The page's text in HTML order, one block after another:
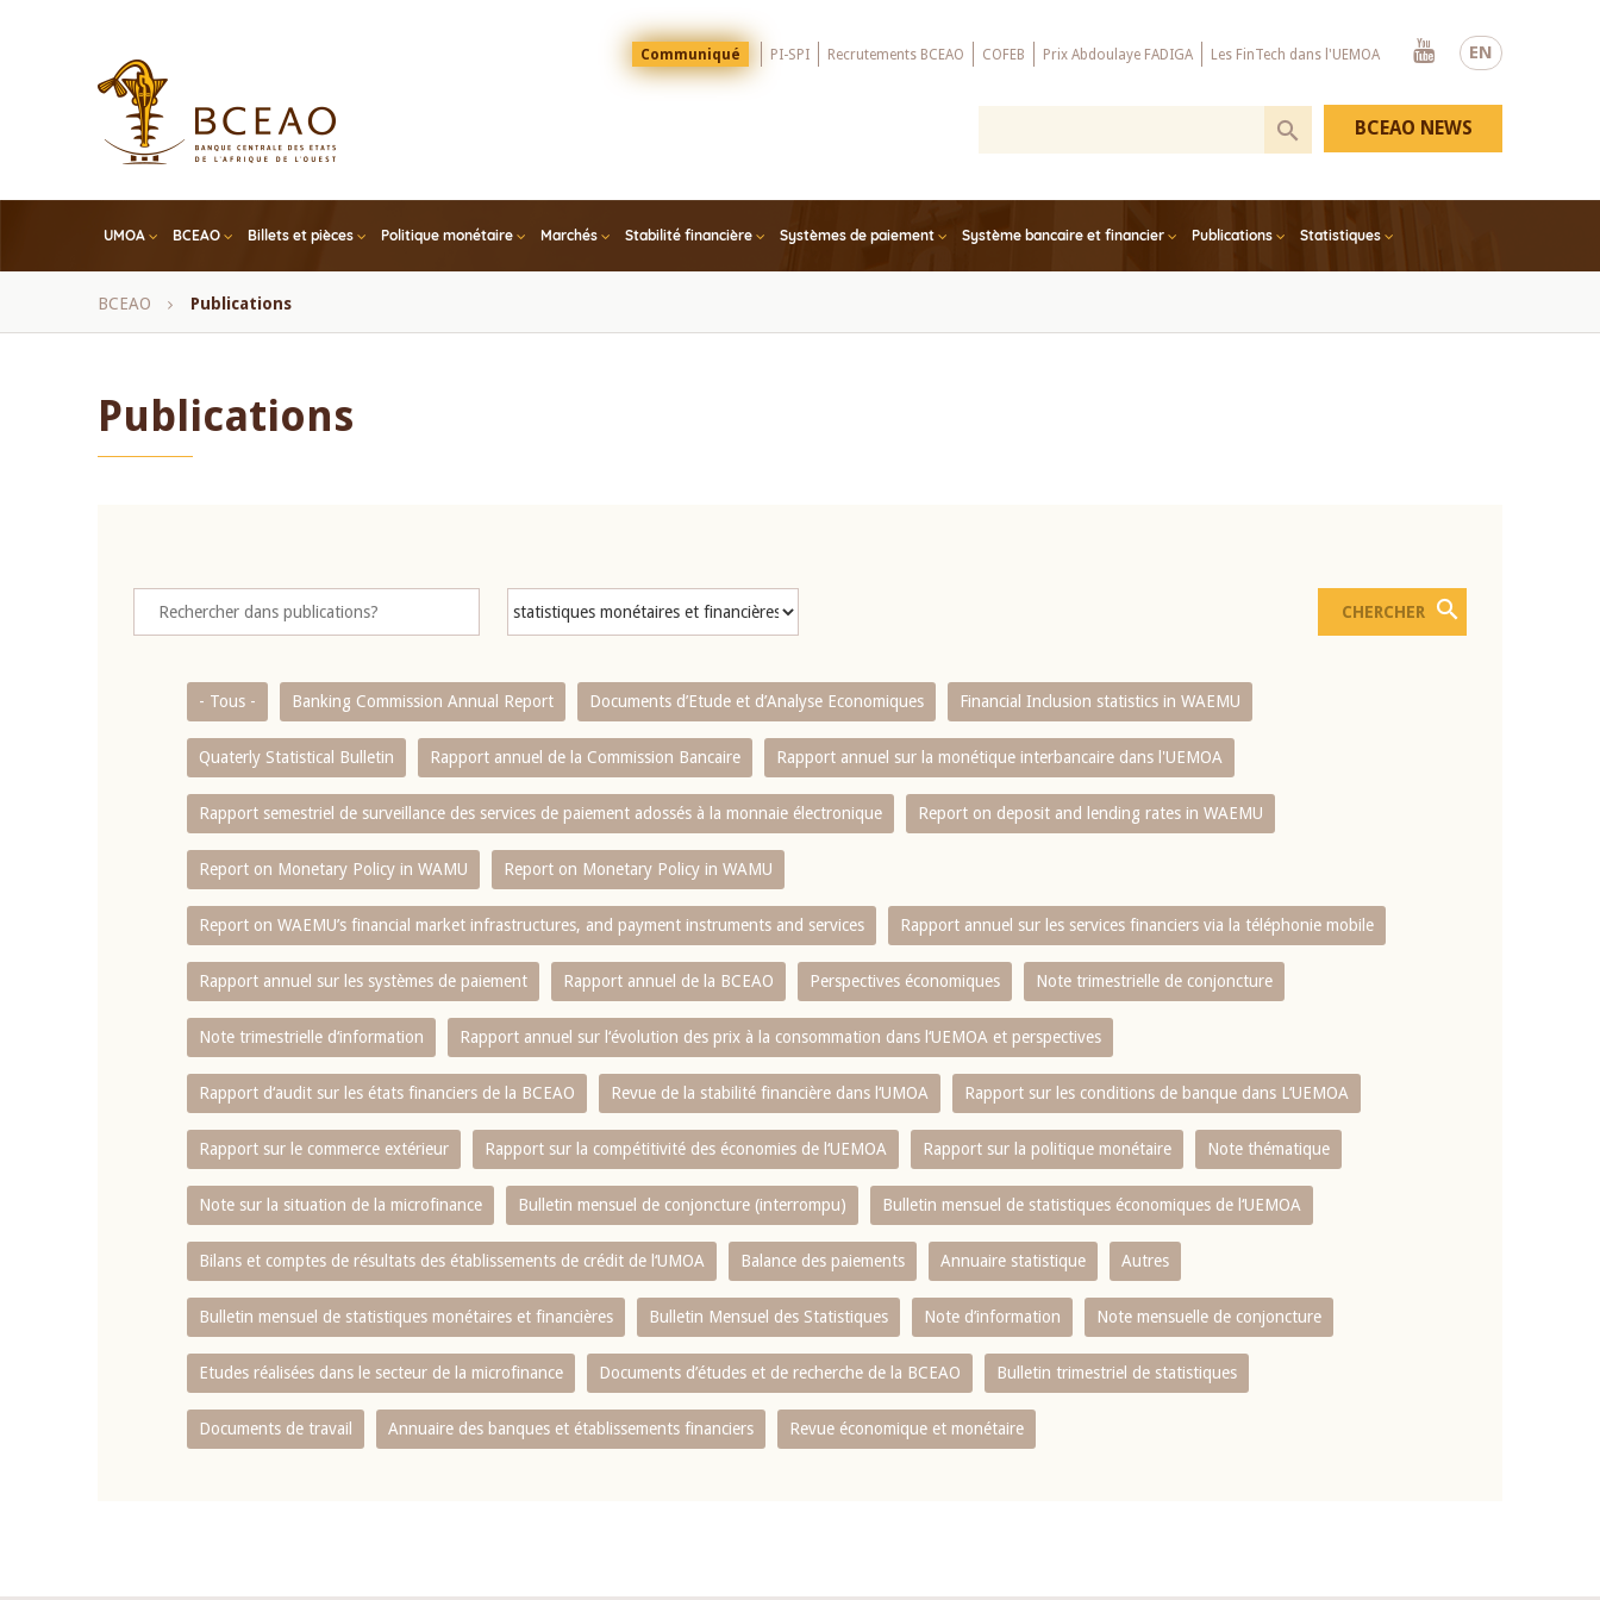
EN
Menu
Top
Communiqué PI-SPI Recrutements BCEAO COFEB Prix Abdoulaye FADIGA Les FinTech dans l'UEMOA
Youtube
UMOA BCEAO Billets et pièces Politique monétaire Marchés Stabilité financière Systèmes de paiement Système bancaire et financier Publications Statistiques
BCEAO NEWS
Fil
BCEAO Publications
Publications
- Tous - Banking Commission Annual Report Documents d’Etude et d’Analyse Economiques Financial Inclusion statistics in WAEMU
Quaterly Statistical Bulletin Rapport annuel de la Commission Bancaire Rapport annuel sur la monétique interbancaire dans l'UEMOA
Rapport semestriel de surveillance des services de paiement adossés à la monnaie électronique Report on deposit and lending rates in WAEMU
Report on Monetary Policy in WAMU Report on Monetary Policy in WAMU
Report on WAEMU’s financial market infrastructures, and payment instruments and services Rapport annuel sur les services financiers via la téléphonie mobile
Rapport annuel sur les systèmes de paiement Rapport annuel de la BCEAO Perspectives économiques Note trimestrielle de conjoncture
Note trimestrielle d‘information Rapport annuel sur l‘évolution des prix à la consommation dans l‘UEMOA et perspectives
Rapport d‘audit sur les états financiers de la BCEAO Revue de la stabilité financière dans l‘UMOA Rapport sur les conditions de banque dans L‘UEMOA
Rapport sur le commerce extérieur Rapport sur la compétitivité des économies de l‘UEMOA Rapport sur la politique monétaire Note thématique
Note sur la situation de la microfinance Bulletin mensuel de conjoncture (interrompu) Bulletin mensuel de statistiques économiques de l‘UEMOA
Bilans et comptes de résultats des établissements de crédit de l‘UMOA Balance des paiements Annuaire statistique Autres
Bulletin mensuel de statistiques monétaires et financières Bulletin Mensuel des Statistiques Note d’information Note mensuelle de conjoncture
Etudes réalisées dans le secteur de la microfinance Documents d’études et de recherche de la BCEAO Bulletin trimestriel de statistiques
Documents de travail Annuaire des banques et établissements financiers Revue économique et monétaire